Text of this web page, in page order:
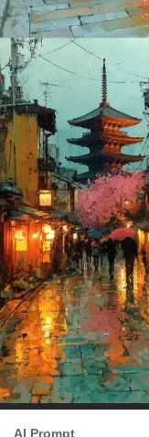
AI Prompt